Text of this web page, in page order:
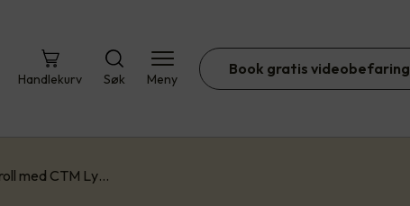
Handlekurv Søk Meny
Book gratis videobefaring
med CTM Ly…